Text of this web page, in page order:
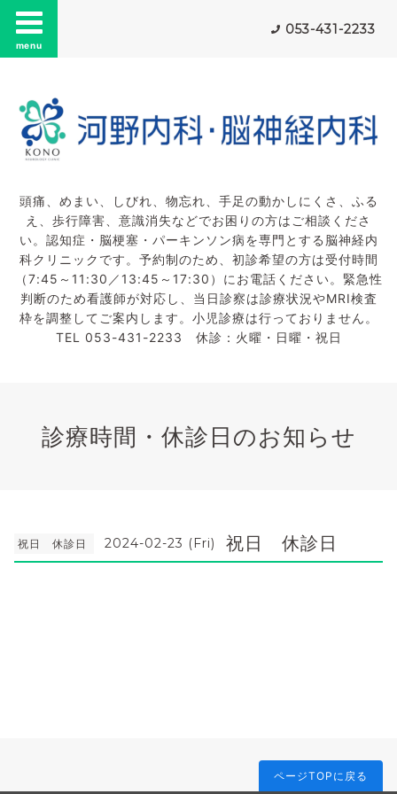
menu
053-431-2233
頭痛、めまい、しびれ、物忘れ、手足の動かしにくさ、ふる
え、歩行障害、意識消失などでお困りの方はご相談くださ
い。認知症・脳梗塞・パーキンソン病を専門とする脳神経内
科クリニックです。予約制のため、初診希望の方は受付時間
（7:45～11:30／13:45～17:30）にお電話ください。緊急性
判断のため看護師が対応し、当日診察は診療状況やMRI検査
枠を調整してご案内します。小児診療は行っておりません。
TEL 053-431-2233 休診：火曜・日曜・祝日
診療時間・休診日のお知らせ
祝日 休診日 2024-02-23 (Fri) 祝日 休診日
ページTOPに戻る